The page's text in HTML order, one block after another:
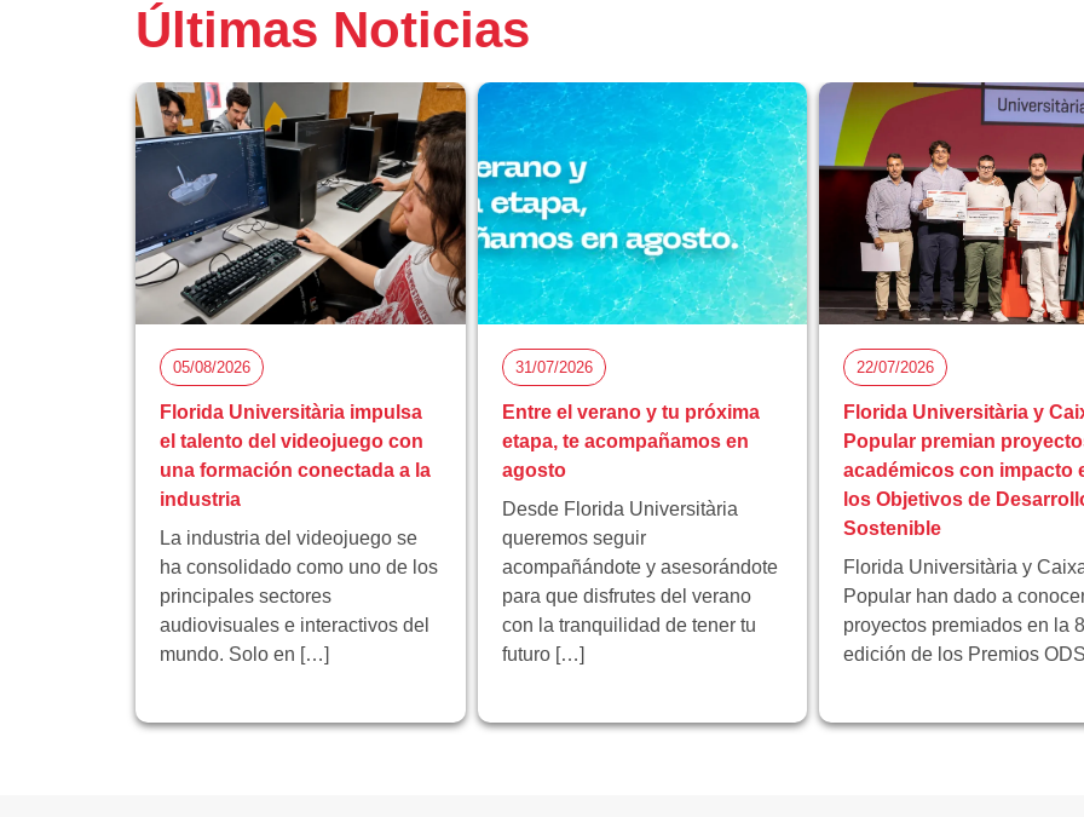
Últimas Noticias
05/08/2026
Florida Universitària impulsa
el talento del videojuego con
una formación conectada a la
industria
La industria del videojuego se
ha consolidado como uno de los
principales sectores
audiovisuales e interactivos del
mundo. Solo en […]
31/07/2026
Entre el verano y tu próxima
etapa, te acompañamos en
agosto
Desde Florida Universitària
queremos seguir
acompañándote y asesorándote
para que disfrutes del verano
con la tranquilidad de tener tu
futuro […]
22/07/2026
Florida Universitària y
Popular premian
académicos con impacto
los Objetivos de
Sostenible
Florida Universitària y
Popular han dado a
proyectos premiados en la
edición de los Premios